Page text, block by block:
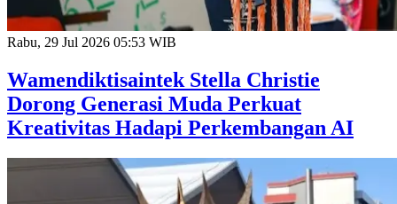
Rabu, 29 Jul 2026 05:53 WIB
Wamendiktisaintek Stella Christie
Dorong Generasi Muda Perkuat
Kreativitas Hadapi Perkembangan AI